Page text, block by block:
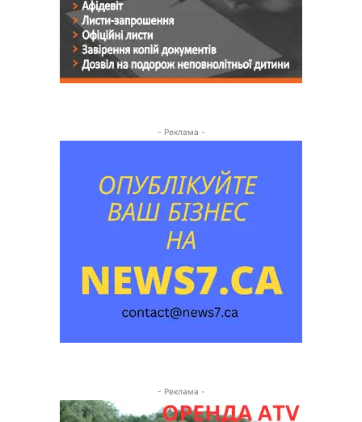
- Реклама -
- Реклама -